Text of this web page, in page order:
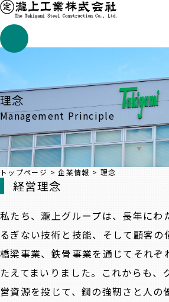
理念
Management Principle
トップページ >企業情報 > 理念
経営理念
私たち、瀧上グループは、長年にわ
るぎない技術と技能、そして顧客の
橋梁事業、鉄骨事業を通じてそれぞ
たえてまいりました。これからも、
営資源を投じて、鋼の強靭さと人の